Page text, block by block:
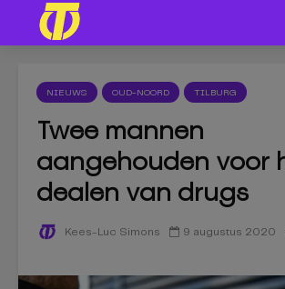
NIEUWS OUD-NOORD TILBURG
Twee mannen
aangehouden voor
dealen van drugs
Kees-Luc Simons 9 augustus 2020